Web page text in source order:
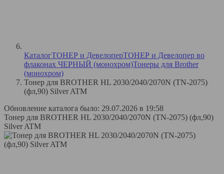
КаталогТОНЕР и ДевелоперТОНЕР и Девелопер во
флаконах ЧЕРНЫЙ (монохром)Тонеры для Brother
(монохром)
Тонер для BROTHER HL 2030/2040/2070N (TN-2075)
(фл,90) Silver ATM
Обновление каталога было: 29.07.2026 в 19:58
Тонер для BROTHER HL 2030/2040/2070N (TN-2075) (фл,90)
Silver ATM